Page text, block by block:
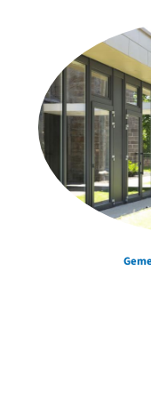
Harald Deilmann
Gottfried Böhm
Schneider von
Peter Behrens
Auszeichnung
Big Beautiful
Epochen
Gesamtübersicht...
Gegenwart
Postmoderne